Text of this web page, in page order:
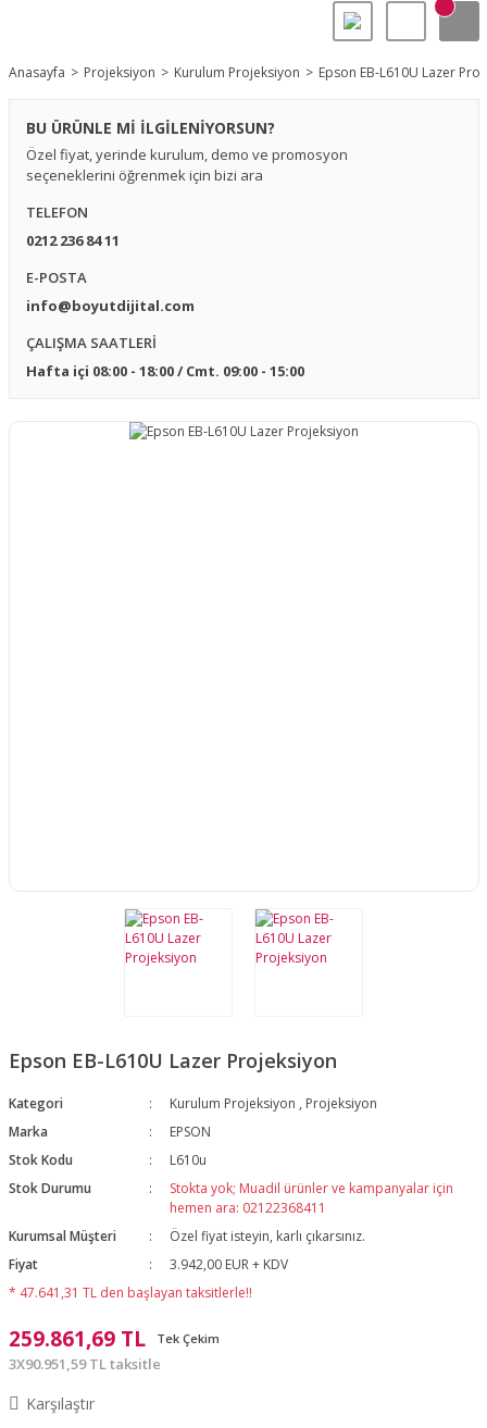
Anasayfa Projeksiyon Kurulum Projeksiyon Epson EB-L610U Lazer
BU ÜRÜNLE Mİ İLGİLENİYORSUN?
Özel fiyat, yerinde kurulum, demo ve promosyon
seçeneklerini öğrenmek için bizi ara
TELEFON
0212 236 84 11
E-POSTA
info@boyutdijital.com
ÇALIŞMA SAATLERİ
Hafta içi 08:00 - 18:00 / Cmt. 09:00 - 15:00
Epson EB-L610U Lazer Projeksiyon
Kategori Kurulum Projeksiyon , Projeksiyon
Marka
EPSON
Stok Kodu
L610u
Stok Durumu
Stokta yok; Muadil ürünler ve kampanyalar için
hemen ara: 02122368411
Kurumsal Müşteri
Özel fiyat isteyin, karlı çıkarsınız.
Fiyat
3.942,00 EUR + KDV
* 47.641,31 TL den başlayan taksitlerle!!
259.861,69 TL Tek Çekim
3X90.951,59 TL taksitle
Karşılaştır